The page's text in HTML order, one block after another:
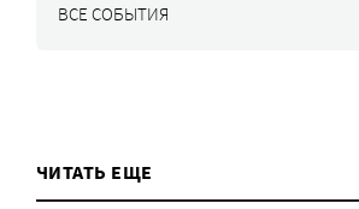
ВСЕ СОБЫТИЯ
ЧИТАТЬ ЕЩЕ